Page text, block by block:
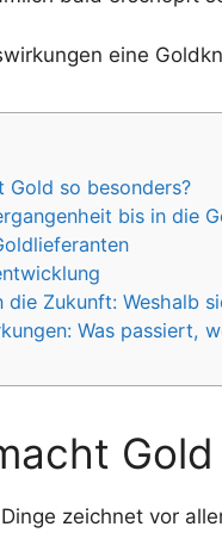
eine
Gold so besonders?
bis in die
die Zukunft: Weshalb
Was passiert,
zeichnet vor